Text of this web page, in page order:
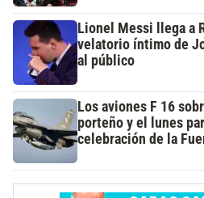
Lionel Messi llega a
velatorio íntimo de
al público
Los aviones F 16
porteño y el lunes
celebración de la